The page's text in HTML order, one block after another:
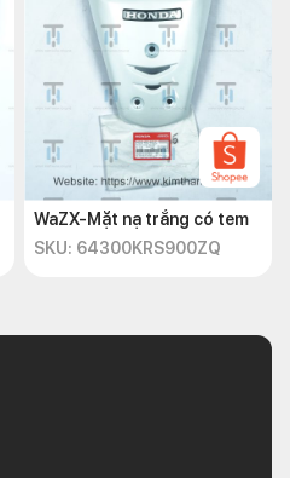
WaZX-Mặt nạ trắng có tem
SKU: 64300KRS900ZQ